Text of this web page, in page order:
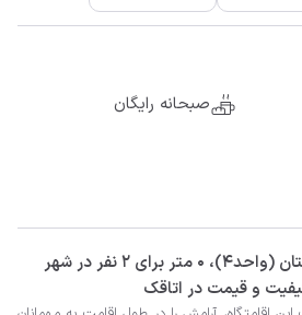
صبحانه رایگان
‫‫اجاره روزانه و ماهانه گلستان (واحد4)، 0 متر برای 2 نفر در شهر
و قیمت در اتاقک